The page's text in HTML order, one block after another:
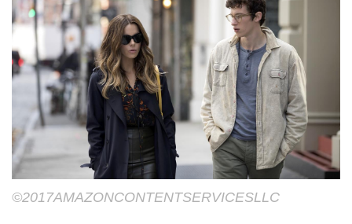
©2017AMAZONCONTENTSERVICESLLC